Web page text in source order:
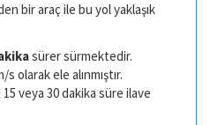
bir araç ile bu yol yaklaşık
sürer sürmektedir.
olarak ele alınmıştır.
veya 30 dakika süre ilave